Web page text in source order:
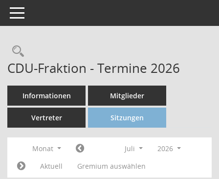
Toggle navigation
CDU-Fraktion - Termine 2026
Informationen Mitglieder
Vertreter Sitzungen
Monat Juli
2026
Aktuell
Gremium auswählen